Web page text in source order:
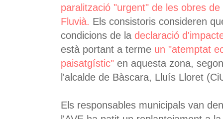
paralització "urgent" de les obres
Fluvià. Els consistoris consideren
condicions de la declaració
està portant a terme un "atemptat
paisatgístic" en aquesta zona,
l'alcalde de Bàscara, Lluís Lloret
Els responsables municipals van